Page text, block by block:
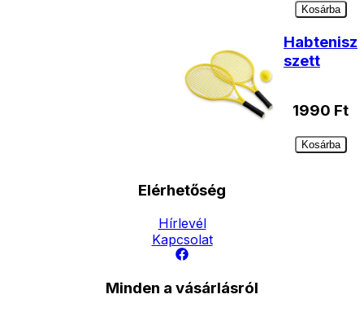
Kosárba
Habtenisz
szett
1990 Ft
Kosárba
Elérhetőség
Hírlevél
Kapcsolat
Minden a vásárlásról